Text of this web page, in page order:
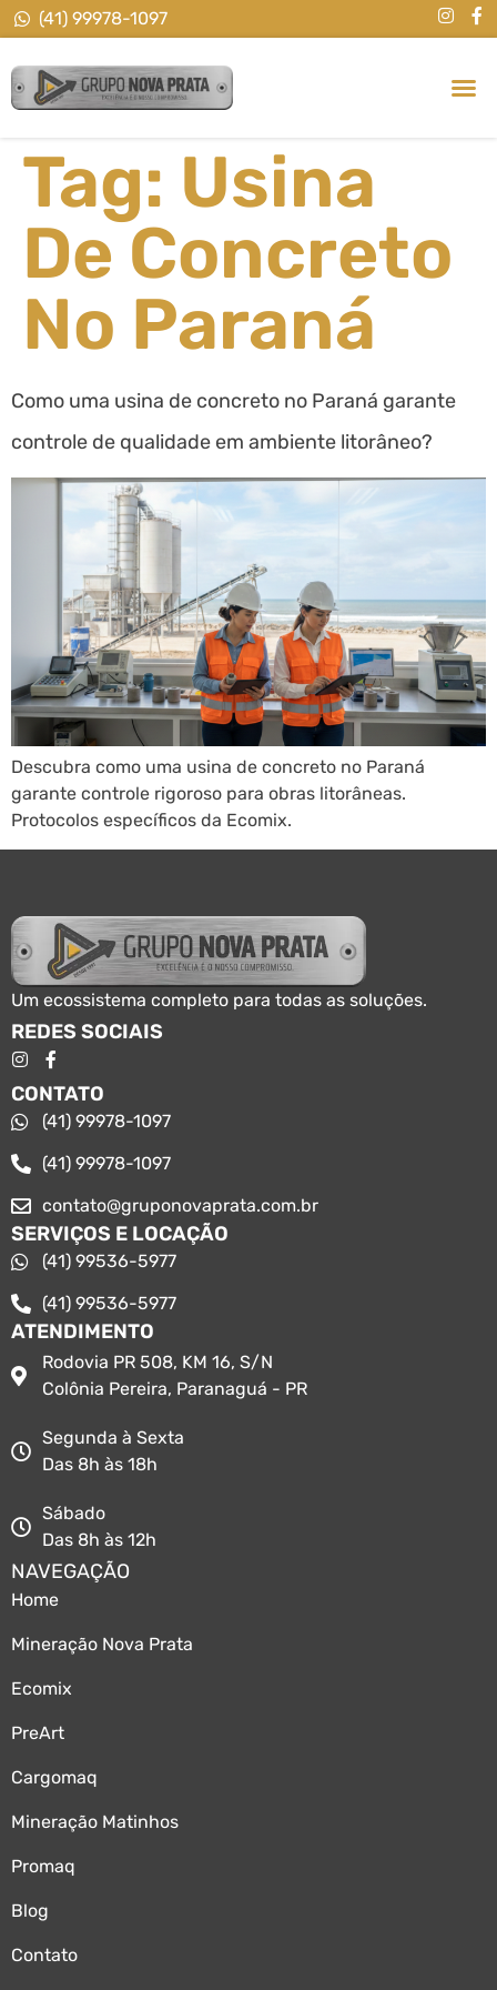
(41) 99978-1097
Tag: Usina
De Concreto
No Paraná
Como uma usina de concreto no Paraná garante
controle de qualidade em ambiente litorâneo?
Descubra como uma usina de concreto no Paraná
garante controle rigoroso para obras litorâneas.
Protocolos específicos da Ecomix.
Um ecossistema completo para todas as soluções.
REDES SOCIAIS
CONTATO
(41) 99978-1097
(41) 99978-1097
contato@gruponovaprata.com.br
SERVIÇOS E LOCAÇÃO
(41) 99536-5977
(41) 99536-5977
ATENDIMENTO
Rodovia PR 508, KM 16, S/N
Colônia Pereira, Paranaguá - PR
Segunda à Sexta
Das 8h às 18h
Sábado
Das 8h às 12h
NAVEGAÇÃO
Home
Mineração Nova Prata
Ecomix
PreArt
Cargomaq
Mineração Matinhos
Promaq
Blog
Contato